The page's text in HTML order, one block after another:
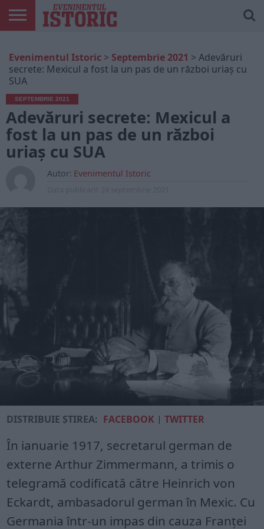
ONLINE
EDIȚII
TIPĂRITE
ISTORIC
PLAY
CONTUL
MEU
Evenimentul Istoric > Septembrie 2021 > Adevăruri
secrete: Mexicul a fost la un pas de un război uriaș cu
SUA
SEPTEMBRIE 2021
Adevăruri secrete: Mexicul a
fost la un pas de un război
uriaș cu SUA
Autor: Evenimentul Istoric
DISTRIBUIE ȘTIREA: FACEBOOK |TWITTER
În ianuarie 1917, secretarul german de
externe Arthur Zimmermann, a trimis o
telegramă codificată către Heinrich von
Eckardt, ambasadorul german în Mexic. Cu
Germania într-un impas din cauza Franței